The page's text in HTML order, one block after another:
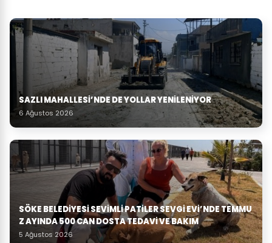
SAZLI MAHALLESİ’NDE DE YOLLAR YENİLENİYOR
6 Ağustos 2026
SÖKE BELEDIYESI SEVIMLI PATILER SEVGI EVI’NDE TEMMU
Z AYINDA 500 CAN DOSTA TEDAVI VE BAKIM
5 Ağustos 2026